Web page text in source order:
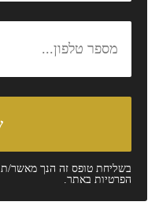
בשליחת טופס זה הנך מאשר/
הפרטיות באתר.